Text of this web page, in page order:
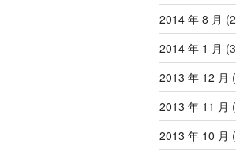
2014 年 8 月
2014 年 1 月
2013 年 12 月
2013 年 11 月
2013 年 10 月